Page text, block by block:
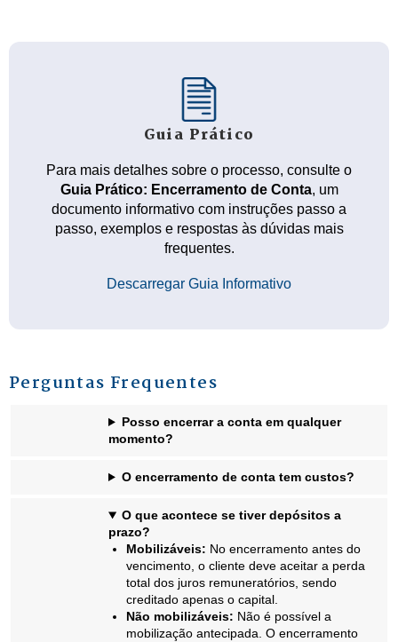
Guia Prático
Para mais detalhes sobre o processo, consulte o
Guia Prático: Encerramento de Conta, um
documento informativo com instruções passo a
passo, exemplos e respostas às dúvidas mais
frequentes.
Descarregar Guia Informativo
Perguntas Frequentes
Posso encerrar a conta em qualquer
momento?
O encerramento de conta tem custos?
O que acontece se tiver depósitos a
prazo?
Mobilizáveis: No encerramento antes do
vencimento, o cliente deve aceitar a perda
total dos juros remuneratórios, sendo
creditado apenas o capital.
Não mobilizáveis: Não é possível a
mobilização antecipada. O encerramento